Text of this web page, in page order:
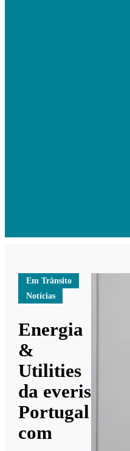
Em Trânsito
Notícias
Energia
&
Utilities
da everis
Portugal
com